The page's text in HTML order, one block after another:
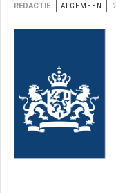
REDACTIE ALGEMEEN